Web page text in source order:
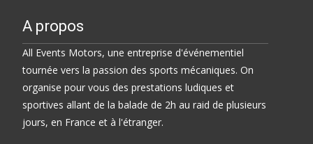
A propos
All Events Motors, une entreprise d'événementiel
tournée vers la passion des sports mécaniques. On
organise pour vous des prestations ludiques et
sportives allant de la balade de 2h au raid de plusieurs
jours, en France et à l'étranger.